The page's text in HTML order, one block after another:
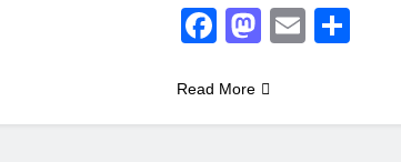
Facebook
Mastodon
Email
Read More